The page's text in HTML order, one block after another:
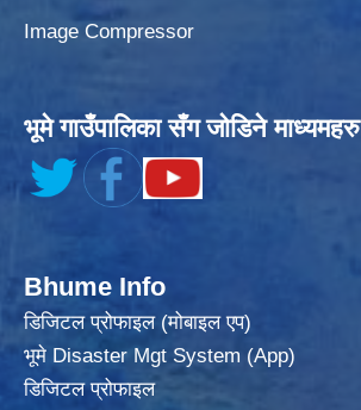
Image Compressor
भूमे गाउँपालिका सँग जोडिने माध्यमहरु
Bhume Info
डिजिटल प्रोफाइल (मोबाइल एप)
भूमे Disaster Mgt System (App)
डिजिटल प्रोफाइल